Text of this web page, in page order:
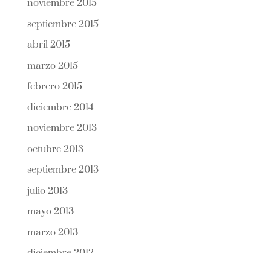
noviembre 2015
septiembre 2015
abril 2015
marzo 2015
febrero 2015
diciembre 2014
noviembre 2013
octubre 2013
septiembre 2013
julio 2013
mayo 2013
marzo 2013